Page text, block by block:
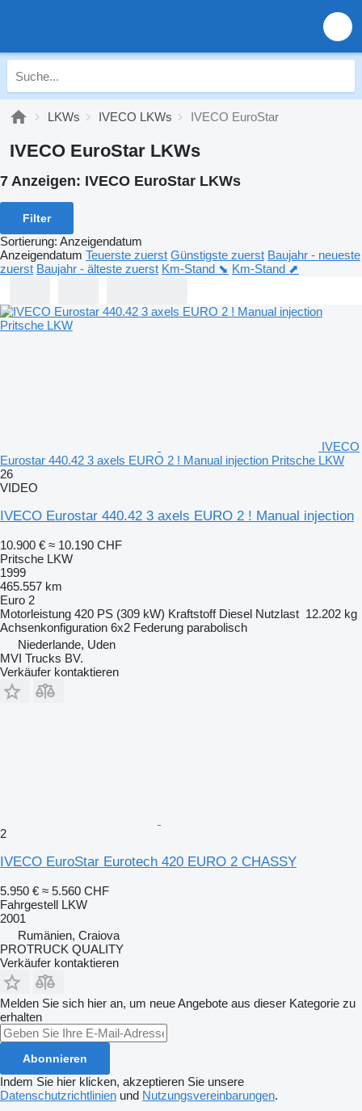
LKWs IVECO LKWs IVECO EuroStar
IVECO EuroStar LKWs
7 Anzeigen: IVECO EuroStar LKWs
Filter
Sortierung: Anzeigendatum
Anzeigendatum Teuerste zuerst Günstigste zuerst Baujahr - neueste
zuerst Baujahr - älteste zuerst Km-Stand ⬊ Km-Stand ⬈
IVECO
Eurostar 440.42 3 axels EURO 2 ! Manual injection Pritsche LKW
26
VIDEO
IVECO Eurostar 440.42 3 axels EURO 2 ! Manual injection
10.900 € ≈ 10.190 CHF
Pritsche LKW
1999
465.557 km
Euro 2
Motorleistung 420 PS (309 kW) Kraftstoff Diesel Nutzlast 12.202 kg
Achsenkonfiguration 6x2 Federung parabolisch
Niederlande, Uden
MVI Trucks BV.
Verkäufer kontaktieren
2
IVECO EuroStar Eurotech 420 EURO 2 CHASSY
5.950 € ≈ 5.560 CHF
Fahrgestell LKW
2001
Rumänien, Craiova
PROTRUCK QUALITY
Verkäufer kontaktieren
Melden Sie sich hier an, um neue Angebote aus dieser Kategorie zu
erhalten
Abonnieren
Indem Sie hier klicken, akzeptieren Sie unsere
Datenschutzrichtlinien und Nutzungsvereinbarungen.